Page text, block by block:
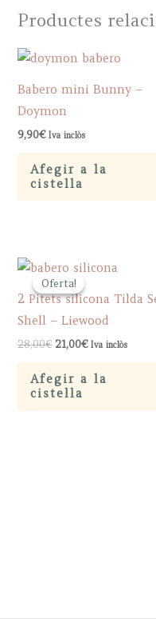
Productes
Babero mini Bunny –
Doymon
9,90€ Iva inclòs
Afegir a la
cistella
Oferta!
Oferta!
2 Pitets silicona Tilda
Shell – Liewood
28,00€ Original
was:
28,00€.
21,00€Current
is:
21,00€.
Iva inclòs
Afegir a la
cistella